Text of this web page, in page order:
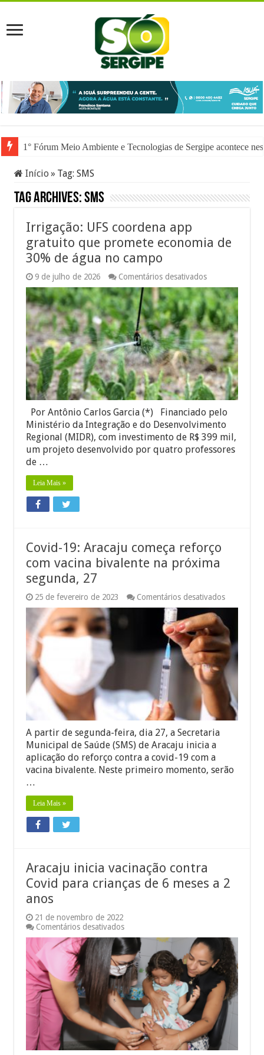
1° Fórum Meio Ambiente e Tecnologias de Sergipe acontece
Início » Tag:SMS
Tag Archives:SMS
Irrigação: UFS coordena app
gratuito que promete economia de
30% de água no campo
9 de julho de 2026 Comentários desativadosem
Irrigação:
UFS
coordena
app
gratuito
que
promete
economia
de
30%
de
água
no
campo
Por Antônio Carlos Garcia (*) Financiado pelo
Ministério da Integração e do Desenvolvimento
Regional (MIDR), com investimento de R$ 399 mil,
um projeto desenvolvido por quatro professores
de …
Leia Mais »
Covid-19: Aracaju começa reforço
com vacina bivalente na próxima
segunda, 27
25 de fevereiro de 2023 Comentários desativadosem
Covid-
Aracaju
começa
reforço
com
vacina
bivalente
na
próxima
segunda,
27
A partir de segunda-feira, dia 27, a Secretaria
Municipal de Saúde (SMS) de Aracaju inicia a
aplicação do reforço contra a covid-19 com a
vacina bivalente. Neste primeiro momento, serão
…
Leia Mais »
Aracaju inicia vacinação contra
Covid para crianças de 6 meses a 2
anos
21 de novembro de 2022
Comentários desativadosem
Aracaju
inicia
vacinação
contra
Covid
para
crianças
de
6
meses
a
2
anos